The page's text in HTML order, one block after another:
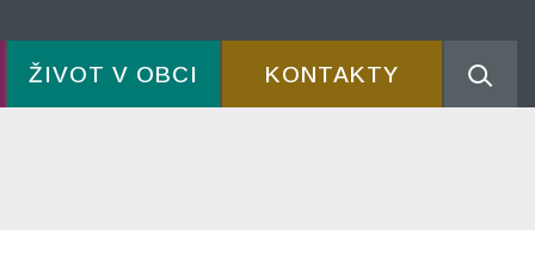
ŽIVOT V OBCI KONTAKTY